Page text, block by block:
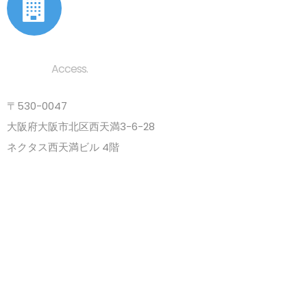
Access.
〒530-0047
大阪府大阪市北区西天満3-6-28
ネクタス西天満ビル 4階